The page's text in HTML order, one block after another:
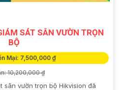
SÁT SÂN VƯỜN TRỌN
BỘ
Mại: 7,500,000 ₫
10,200,000 ₫
sân vườn trọn bộ Hikvision đã